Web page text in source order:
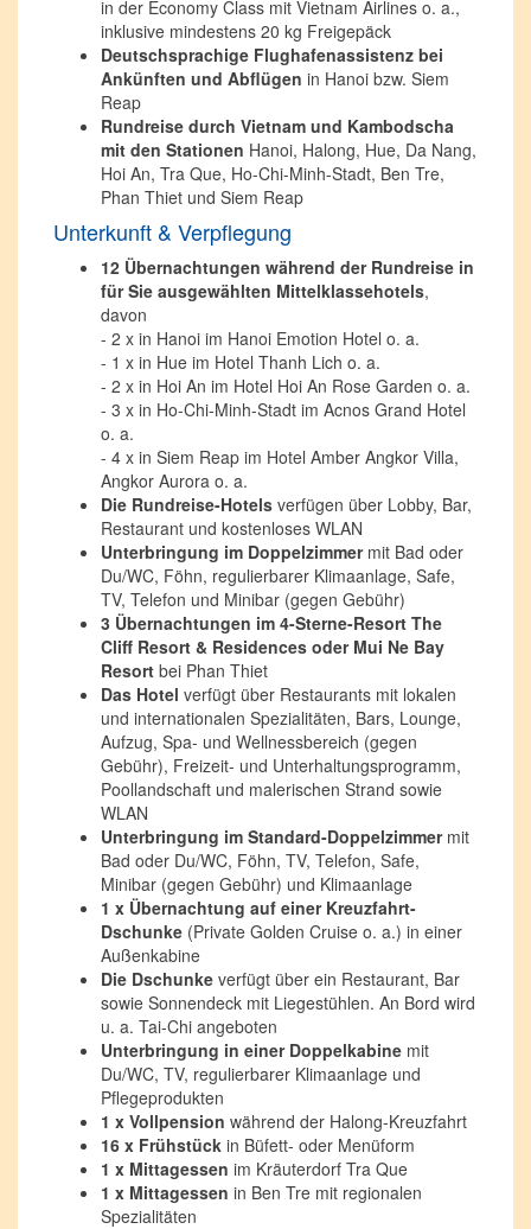
in der Economy Class mit Vietnam Airlines o. a.,
inklusive mindestens 20 kg Freigepäck
Deutschsprachige Flughafenassistenz bei
Ankünften und Abflügen in Hanoi bzw. Siem
Reap
Rundreise durch Vietnam und Kambodscha
mit den Stationen Hanoi, Halong, Hue, Da Nang,
Hoi An, Tra Que, Ho-Chi-Minh-Stadt, Ben Tre,
Phan Thiet und Siem Reap
Unterkunft & Verpflegung
12 Übernachtungen während der Rundreise in
für Sie ausgewählten Mittelklassehotels,
davon
- 2 x in Hanoi im Hanoi Emotion Hotel o. a.
- 1 x in Hue im Hotel Thanh Lich o. a.
- 2 x in Hoi An im Hotel Hoi An Rose Garden o. a.
- 3 x in Ho-Chi-Minh-Stadt im Acnos Grand Hotel
o. a.
- 4 x in Siem Reap im Hotel Amber Angkor Villa,
Angkor Aurora o. a.
Die Rundreise-Hotels verfügen über Lobby, Bar,
Restaurant und kostenloses WLAN
Unterbringung im Doppelzimmer mit Bad oder
Du/WC, Föhn, regulierbarer Klimaanlage, Safe,
TV, Telefon und Minibar (gegen Gebühr)
3 Übernachtungen im 4-Sterne-Resort The
Cliff Resort & Residences oder Mui Ne Bay
Resort bei Phan Thiet
Das Hotel verfügt über Restaurants mit lokalen
und internationalen Spezialitäten, Bars, Lounge,
Aufzug, Spa- und Wellnessbereich (gegen
Gebühr), Freizeit- und Unterhaltungsprogramm,
Poollandschaft und malerischen Strand sowie
WLAN
Unterbringung im Standard-Doppelzimmer mit
Bad oder Du/WC, Föhn, TV, Telefon, Safe,
Minibar (gegen Gebühr) und Klimaanlage
1 x Übernachtung auf einer Kreuzfahrt-
Dschunke (Private Golden Cruise o. a.) in einer
Außenkabine
Die Dschunke verfügt über ein Restaurant, Bar
sowie Sonnendeck mit Liegestühlen. An Bord wird
u. a. Tai-Chi angeboten
Unterbringung in einer Doppelkabine mit
Du/WC, TV, regulierbarer Klimaanlage und
Pflegeprodukten
1 x Vollpension während der Halong-Kreuzfahrt
16 x Frühstück in Büfett- oder Menüform
1 x Mittagessen im Kräuterdorf Tra Que
1 x Mittagessen in Ben Tre mit regionalen
Spezialitäten